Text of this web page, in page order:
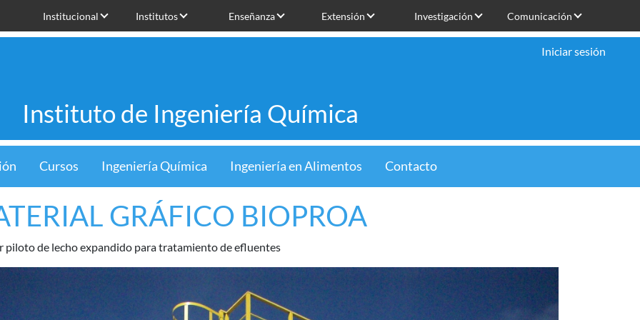
Institucional Institutos Enseñanza Extensión Investigación Comunicación
Instituto de Ingeniería Química
Iniciar sesión
Cursos Ingeniería Química Ingeniería en Alimentos Contacto
GRÁFICO BIOPROA
piloto de lecho expandido para tratamiento de efluentes